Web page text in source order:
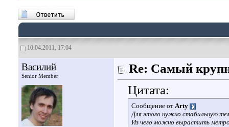
10.04.2011, 17:04
Василий
Senior Member
Re: Самый
Цитата:
Сообщение от Arty
Для этого нужно стабильную
Из чего можно вырастить